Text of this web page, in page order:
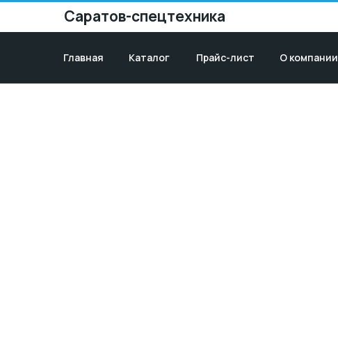
Саратов-спецтехника
Главная Каталог Прайс-лист О компании